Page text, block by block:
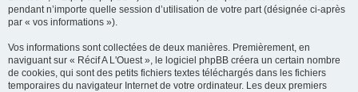
pendant n’importe quelle session d’utilisation de votre part (désignée ci-après
par « vos informations »).
Vos informations sont collectées de deux manières. Premièrement, en
naviguant sur « Récif A L'Ouest », le logiciel phpBB créera un certain nombre
de cookies, qui sont des petits fichiers textes téléchargés dans les fichiers
temporaires du navigateur Internet de votre ordinateur. Les deux premiers